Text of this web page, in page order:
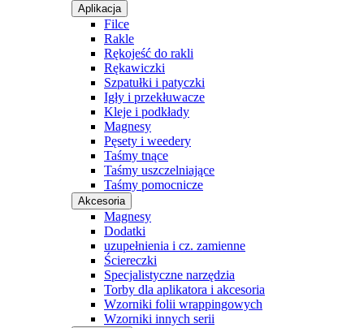
Aplikacja
Filce
Rakle
Rękojeść do rakli
Rękawiczki
Szpatułki i patyczki
Igły i przekłuwacze
Kleje i podkłady
Magnesy
Pęsety i weedery
Taśmy tnące
Taśmy uszczelniające
Taśmy pomocnicze
Akcesoria
Magnesy
Dodatki
uzupełnienia i cz. zamienne
Ściereczki
Specjalistyczne narzędzia
Torby dla aplikatora i akcesoria
Wzorniki folii wrappingowych
Wzorniki innych serii